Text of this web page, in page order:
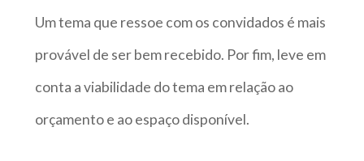
Um tema que ressoe com os convidados é mais
provável de ser bem recebido. Por fim, leve em
conta a viabilidade do tema em relação ao
orçamento e ao espaço disponível.